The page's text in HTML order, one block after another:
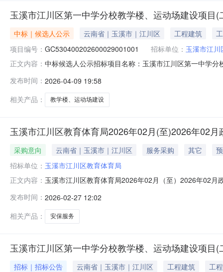
玉溪市江川区第一中学分校教学楼、运动场建设项目
中标｜候选人公示 云南省｜玉溪市｜江川区 工程建筑
项目编号： GC530400202600029001001 招标单位： 玉溪市江
正文内容： 中标候选人公示招标项目名称：玉溪市江川区第一中学
蓝邦工程项目管理有限公司招标代理地址：云南省玉溪
屋建筑工
发布时间： 2026-04-09 19:58
相关产品：
教学楼、运动场建设
玉溪市江川区教育体育局2026年02月(至)2026年02月
采购意向 云南省｜玉溪市｜江川区 服务采购 其它
招标单位： 玉溪市江川区教育体育局
正文内容： 玉溪市江川区教育体育局2026年02月（至）2026年02
元）预计采购时间备注1江川区中小学（公办幼儿园）安
三年累计
发布时间： 2026-02-27 12:02
相关产品：
安保服务
玉溪市江川区第一中学分校教学楼、运动场建设项目
招标｜招标公告 云南省｜玉溪市｜江川区 工程建筑
工程